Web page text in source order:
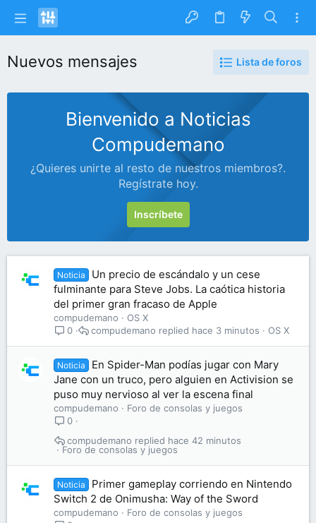
Nuevos mensajes Lista de foros
Bienvenido a Noticias
Compudemano
¿Quieres unirte al resto de nuestros miembros?.
Regístrate hoy.
Inscríbete
Noticia
Un precio de escándalo y un cese
fulminante para Steve Jobs. La caótica historia
del primer gran fracaso de Apple
compudemano
OS X
0
OS X
hace 3 minutos
compudemano
Noticia
En Spider-Man podías jugar con Mary
Jane con un truco, pero alguien en Activision se
puso muy nervioso al ver la escena final
compudemano
Foro de consolas y juegos
0
Foro de consolas y juegos
hace 42 minutos
compudemano
Noticia
Primer gameplay corriendo en Nintendo
Switch 2 de Onimusha: Way of the Sword
compudemano
Foro de consolas y juegos